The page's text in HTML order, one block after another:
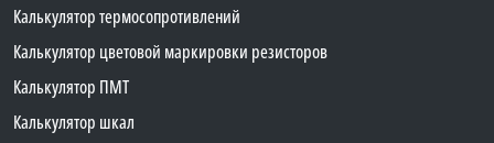
Калькулятор термосопротивлений
Калькулятор цветовой маркировки резисторов
Калькулятор ПМТ
Калькулятор шкал